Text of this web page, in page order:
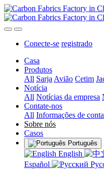
Conecte-se registrado
Casa
Produtos
All Sarja Avião Cetim
Notícia
All Notícias da empresa
Contate-nos
All Informações de
Sobre nós
Casos
Português
English
Español